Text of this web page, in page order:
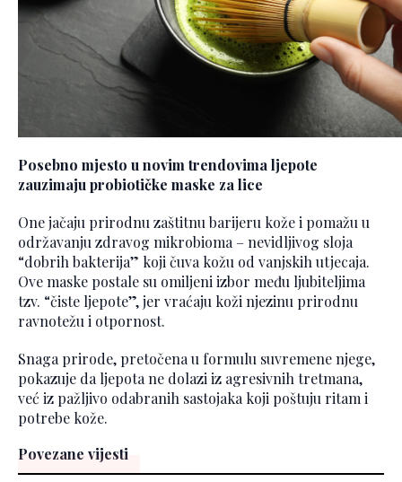
Posebno mjesto u novim trendovima ljepote
zauzimaju probiotičke maske za lice
One jačaju prirodnu zaštitnu barijeru kože i pomažu u
održavanju zdravog mikrobioma – nevidljivog sloja
“dobrih bakterija” koji čuva kožu od vanjskih utjecaja.
Ove maske postale su omiljeni izbor među ljubiteljima
tzv. “čiste ljepote”, jer vraćaju koži njezinu prirodnu
ravnotežu i otpornost.
Snaga prirode, pretočena u formulu suvremene njege,
pokazuje da ljepota ne dolazi iz agresivnih tretmana,
već iz pažljivo odabranih sastojaka koji poštuju ritam i
potrebe kože.
Povezane vijesti